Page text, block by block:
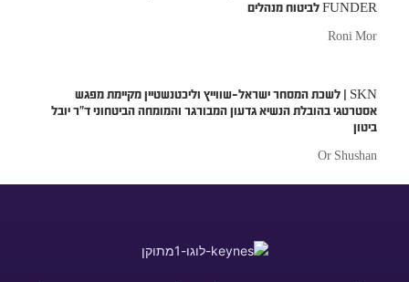
FUNDER לביטוח מנהלים
Roni Mor
SKN | לשכת המסחר ישראל–שווייץ וליכטנשטיין מקיימת מפגש
אסטרטגי בהובלת הנשיא גדעון המבורגר והמומחה הביטחוני ד״ר יובל
ביטון
Or Shushan